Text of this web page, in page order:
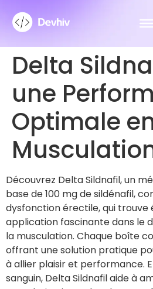
Delta
une
Optimale
Découvrez Delta Sildnafil, un
base de 100 mg de sildénafil,
dysfonction érectile, qui trouve
application fascinante dans le
la musculation. Chaque boîte
offrant une solution pratique
à allier plaisir et performance.
sanguin, Delta Sildnafil aide à